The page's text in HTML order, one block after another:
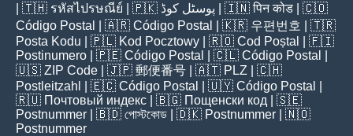
| 🇹🇭 รหัสไปรษณีย์ | 🇵🇰 پوسٹل کوڈ | 🇮🇳पिन कोड | 🇨🇴
Código Postal
| 🇦🇷 Código Postal | 🇰🇷 우편번호
| 🇹🇷
Posta Kodu | 🇵🇱 Kod Pocztowy | 🇷🇴 Cod Poștal
| 🇫🇮
Postinumero | 🇵🇪 Código Postal | 🇨🇱 Código Postal
🇺🇸 ZIP Code | 🇯🇵 郵便番号 | 🇦🇹 PLZ | 🇨🇭
Postleitzahl
| 🇪🇨 Código Postal | 🇺🇾 Código Postal
🇷🇺 Почтовый индекс | 🇧🇬 Пощенски код | 🇸🇪
Postnummer | 🇧🇩 পোস্টকোড | 🇩🇰 Postnummer | 🇳🇴
Postnummer